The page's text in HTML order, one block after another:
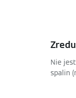
Nie
spalin